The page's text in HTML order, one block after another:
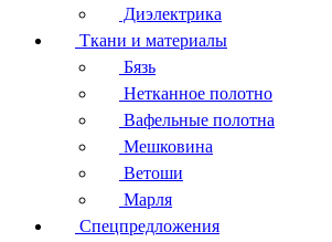
Диэлектрика
Ткани и материалы
Бязь
Нетканное полотно
Вафельные полотна
Мешковина
Ветоши
Марля
Спецпредложения